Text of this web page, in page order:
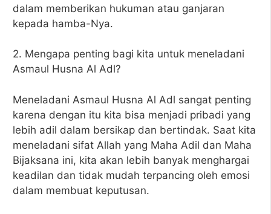
dalam memberikan hukuman atau ganjaran
kepada hamba-Nya.
2. Mengapa penting bagi kita untuk meneladani
Asmaul Husna Al Adl?
Meneladani Asmaul Husna Al Adl sangat penting
karena dengan itu kita bisa menjadi pribadi yang
lebih adil dalam bersikap dan bertindak. Saat kita
meneladani sifat Allah yang Maha Adil dan Maha
Bijaksana ini, kita akan lebih banyak menghargai
keadilan dan tidak mudah terpancing oleh emosi
dalam membuat keputusan.